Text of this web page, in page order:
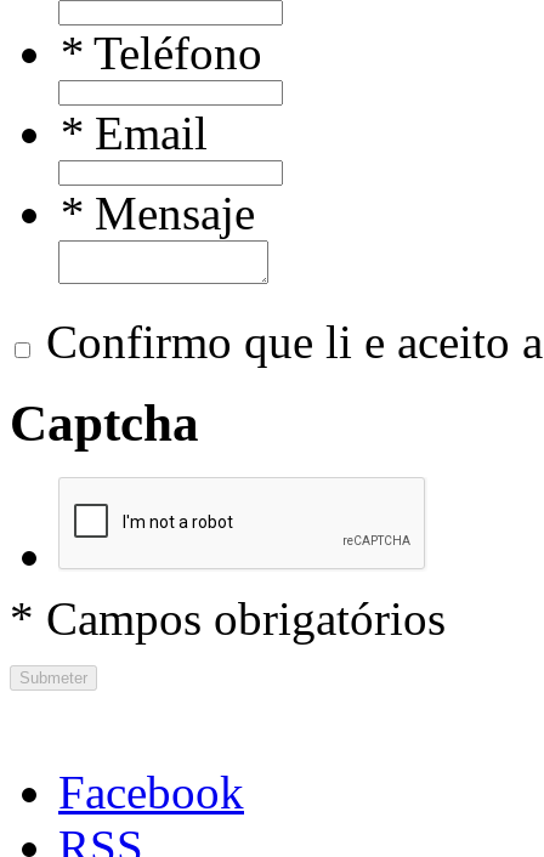
* Teléfono
* Email
* Mensaje
Confirmo que li e aceito
Captcha
* Campos obrigatórios
Submeter
Facebook
RSS